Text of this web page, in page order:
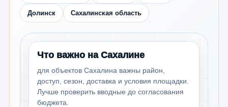
Долинск Сахалинская область
Что важно на Сахалине
для объектов Сахалина важны район,
доступ, сезон, доставка и условия площадки.
Лучше проверить вводные до согласования
бюджета.